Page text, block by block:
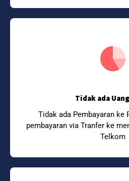
Tidak ada
Tidak ada Pembayaran ke
pembayaran via Tranfer ke
Telkom